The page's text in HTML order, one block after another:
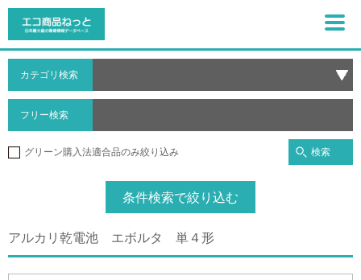
カテゴリ検索
フリー検索
グリーン購入法適合品のみ絞り込み 検索
条件検索で絞り込む
アルカリ乾電池 エボルタ 単４形